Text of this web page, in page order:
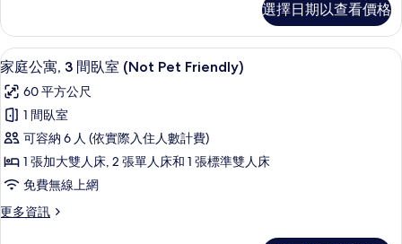
室
(Not
Pet
Friendly)
的
所
有
相
套
房,
2
間
臥
室
(Not
Pet
Friendly)
的
詳
情
選擇日期以查看價格
顯
示
家
庭
公
寓,
間
家庭公寓, 3 間臥室 (Not Pet
14
家庭公寓, 3 間臥室 (Not Pet Friendly)
60 平方公尺
1 間臥室
可容納 6 人 (依實際入住人數計費)
1 張加大雙人床, 2 張單人床和 1 張標準雙人床
免費無線上網
更多資訊
更